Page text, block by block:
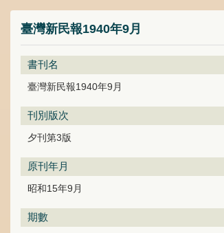
臺灣新民報1940年9月
書刊名
臺灣新民報1940年9月
刊別版次
夕刊第3版
原刊年月
昭和15年9月
期數